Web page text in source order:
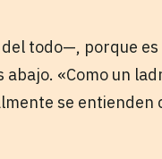
del todo—, porque es
«Como un
se entienden